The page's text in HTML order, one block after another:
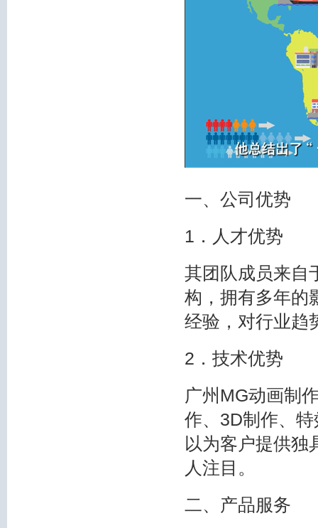
一、公司优势
1．人才优势
其团队成员来自
构，拥有多年的
经验，对行业趋
2．技术优势
广州MG动画制
作、3D制作、
以为客户提供独
人注目。
二、产品服务